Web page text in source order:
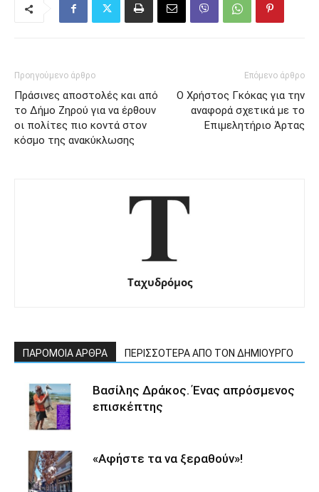
Προηγούμενο άρθρο
Πράσινες αποστολές και από
το Δήμο Ζηρού για να έρθουν
οι πολίτες πιο κοντά στον
κόσμο της ανακύκλωσης
Επόμενο άρθρο
Ο Χρήστος Γκόκας για την
αναφορά σχετικά με το
Επιμελητήριο Άρτας
Ταχυδρόμος
ΠΑΡΟΜΟΙΑ ΑΡΘΡΑ ΠΕΡΙΣΣΟΤΕΡΑ ΑΠΟ ΤΟΝ ΔΗΜΙΟΥΡΓΟ
Βασίλης Δράκος. Ένας απρόσμενος
επισκέπτης
«Αφήστε τα να ξεραθούν»!